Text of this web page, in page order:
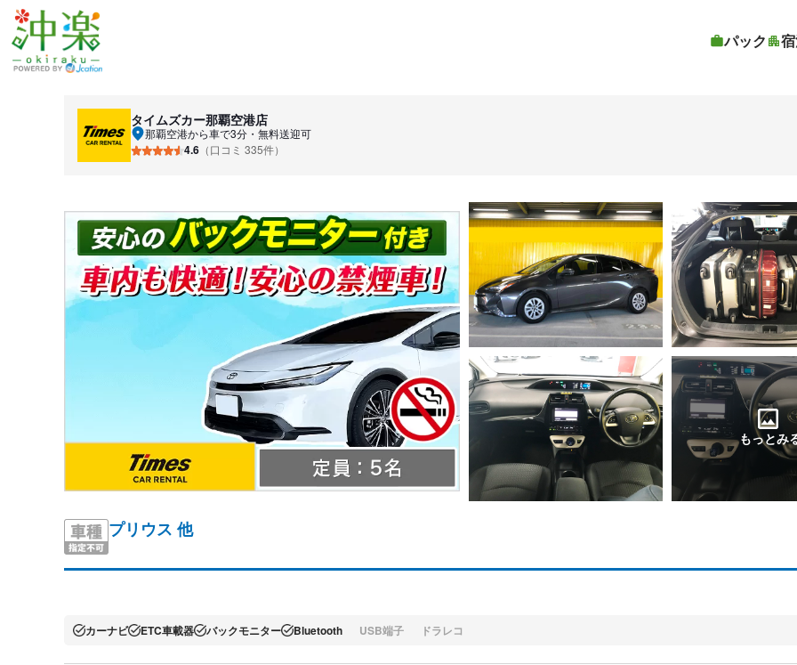
パック
タイムズカー那覇空港店
那覇空港から車で3分・無料送迎可
4.6 （口コミ 335件）
もっとみ
プリウス 他
カーナビ ETC車載器 バックモニター Bluetooth USB端子 ドラレコ